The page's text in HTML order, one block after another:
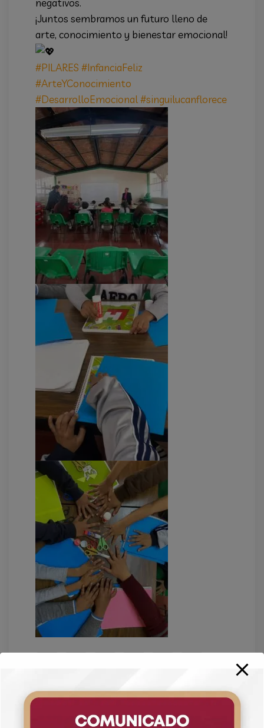
negativos.
¡Juntos sembramos un futuro lleno de
arte, conocimiento y bienestar emocional!
#PILARES #InfanciaFeliz
#ArteYConocimiento
#DesarrolloEmocional#singuilucanflorece